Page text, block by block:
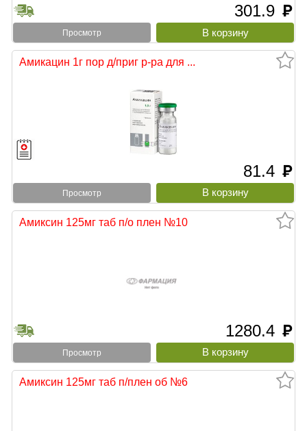
301.9 руб
Просмотр
Амикацин 1г пор д/приг р-ра для ...
81.4 руб
Просмотр
Амиксин 125мг таб п/о плен №10
1280.4 руб
Просмотр
Амиксин 125мг таб п/плен об №6